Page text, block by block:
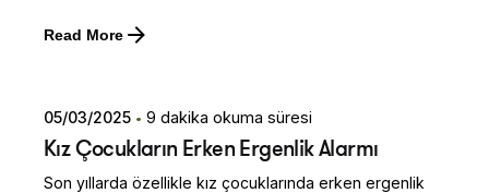
Read MorePosted by
Dilara Koçak
05/03/2025 9 dakika okuma süresi
Kız Çocukların Erken Ergenlik Alarmı
Son yıllarda özellikle kız çocuklarında erken ergenlik